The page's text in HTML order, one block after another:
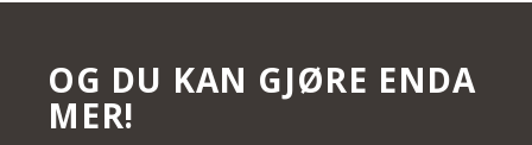
OG DU KAN GJØRE ENDA
MER!